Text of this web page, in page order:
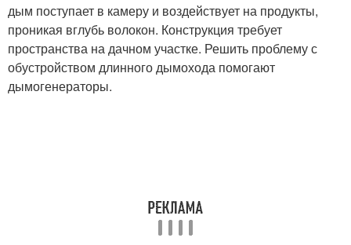
дым поступает в камеру и воздействует на продукты,
проникая вглубь волокон. Конструкция требует
пространства на дачном участке. Решить проблему с
обустройством длинного дымохода помогают
дымогенераторы.